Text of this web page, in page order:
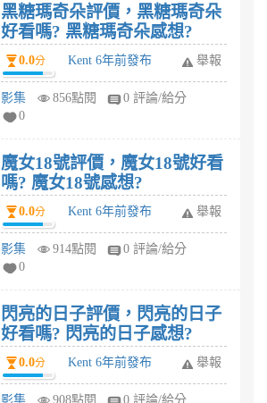
黑糖瑪奇朵評價，黑糖瑪奇朵
好看嗎? 黑糖瑪奇朵感想?
0.0分 Kent 6年前發布 舉報
影集 856點閱
0 評論/給分
0
魔女18號評價，魔女18號好看
嗎? 魔女18號感想?
0.0分 Kent 6年前發布 舉報
影集 914點閱
0 評論/給分
0
閃亮的日子評價，閃亮的日子
好看嗎? 閃亮的日子感想?
0.0分 Kent 6年前發布 舉報
影集 908點閱
0 評論/給分